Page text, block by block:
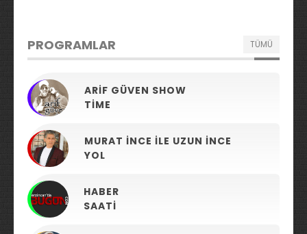
PROGRAMLAR TÜMÜ
ARIF GÜVEN SHOW
TIME
MURAT İNCE ILE UZUN İNCE
YOL
HABER
SAATI